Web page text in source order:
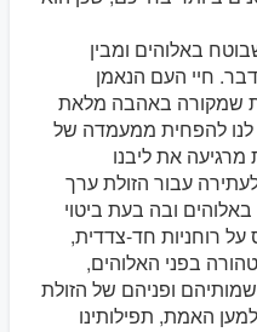
באלוהים ומבין
חיי העם הנאמן
שמקורה באהבה מלאת
לנו להפחית ממעמדה של
את ליבנו
עבור הזולת ערך
ובה בעת ביטוי
רוחניות חד-צדדית,
בפני האלוהים,
ופניהם של הזולת
האמת, תפילותינו